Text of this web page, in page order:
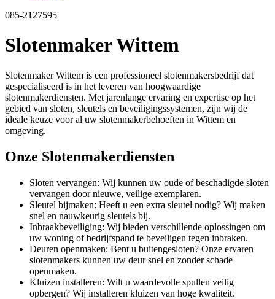
085-2127595
Slotenmaker Wittem
Slotenmaker Wittem is een professioneel slotenmakersbedrijf dat
gespecialiseerd is in het leveren van hoogwaardige
slotenmakerdiensten. Met jarenlange ervaring en expertise op het
gebied van sloten, sleutels en beveiligingssystemen, zijn wij de
ideale keuze voor al uw slotenmakerbehoeften in Wittem en
omgeving.
Onze Slotenmakerdiensten
Sloten vervangen: Wij kunnen uw oude of beschadigde sloten
vervangen door nieuwe, veilige exemplaren.
Sleutel bijmaken: Heeft u een extra sleutel nodig? Wij maken
snel en nauwkeurig sleutels bij.
Inbraakbeveiliging: Wij bieden verschillende oplossingen om
uw woning of bedrijfspand te beveiligen tegen inbraken.
Deuren openmaken: Bent u buitengesloten? Onze ervaren
slotenmakers kunnen uw deur snel en zonder schade
openmaken.
Kluizen installeren: Wilt u waardevolle spullen veilig
opbergen? Wij installeren kluizen van hoge kwaliteit.